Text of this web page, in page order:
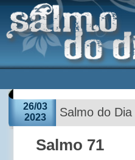
26/03
2023
Salmo do
Salmo 71